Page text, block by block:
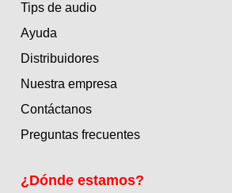
Tips de audio
Ayuda
Distribuidores
Nuestra empresa
Contáctanos
Preguntas frecuentes
¿Dónde estamos?